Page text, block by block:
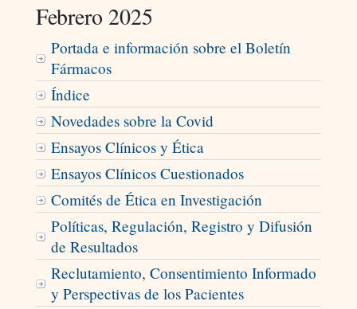
Febrero 2025
Portada e información sobre el Boletín
Fármacos
Índice
Novedades sobre la Covid
Ensayos Clínicos y Ética
Ensayos Clínicos Cuestionados
Comités de Ética en Investigación
Políticas, Regulación, Registro y Difusión
de Resultados
Reclutamiento, Consentimiento Informado
y Perspectivas de los Pacientes